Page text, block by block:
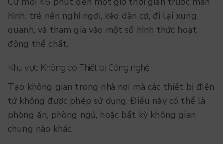
hình, trẻ nên nghỉ ngơi, kéo dãn cơ, đi lại xung
quanh, và tham gia vào một số hình thức hoạt
động thể chất.
Khu vực Không có Thiết bị Công nghệ
Tạo không gian trong nhà nơi mà các thiết bị điện
tử không được phép sử dụng. Điều này có thể là
phòng ăn, phòng ngủ, hoặc bất kỳ không gian
chung nào khác.